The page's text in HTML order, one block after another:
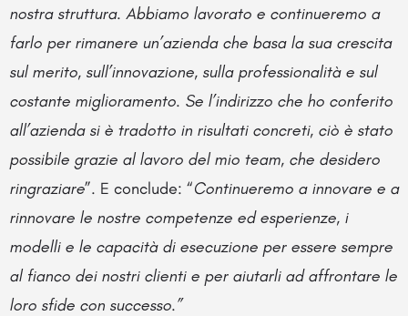
nostra struttura. Abbiamo lavorato e continueremo a
farlo per rimanere un’azienda che basa la sua crescita
sul merito, sull’innovazione, sulla professionalità e sul
costante miglioramento. Se l’indirizzo che ho conferito
all’azienda si è tradotto in risultati concreti, ciò è stato
possibile grazie al lavoro del mio team, che desidero
ringraziare”. E conclude: “Continueremo a innovare e a
rinnovare le nostre competenze ed esperienze, i
modelli e le capacità di esecuzione per essere sempre
al fianco dei nostri clienti e per aiutarli ad affrontare le
loro sfide con successo.”